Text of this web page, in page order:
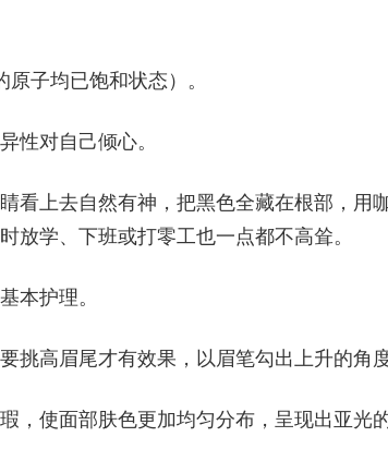
子均已饱和状态）。
性对自己倾心。
看上去自然有神，把黑色全藏在根部，用
放学、下班或打零工也一点都不高耸。
本护理。
挑高眉尾才有效果，以眉笔勾出上升的角度
，使面部肤色更加均匀分布，呈现出亚光的